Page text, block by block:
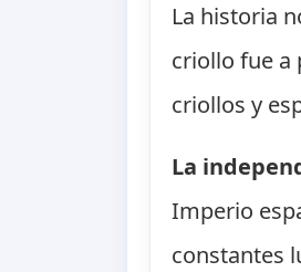
La historia
criollo fue a
criollos y
La
Imperio
constantes